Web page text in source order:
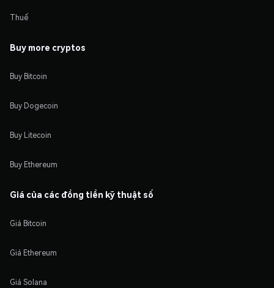
Thuế
Buy more cryptos
Buy Bitcoin
Buy Dogecoin
Buy Litecoin
Buy Ethereum
Giá của các đồng tiền kỹ thuật số
Giá Bitcoin
Giá Ethereum
Giá Solana